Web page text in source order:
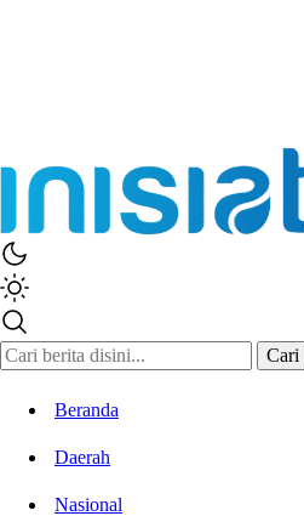
Cari
Beranda
Daerah
Nasional